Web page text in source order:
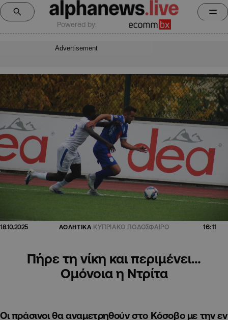
Powered by:
Advertisement
18.10.2025 ΑΘΛΗΤΙΚΑ ΚΥΠΡΙΑΚΟ ΠΟΔΟΣΦΑΙΡΟ 16:11
Πήρε τη νίκη και περιμένει…
Ομόνοια η Ντρίτα
Οι πράσινοι θα αναμετρηθούν στο Κόσοβο με την εν